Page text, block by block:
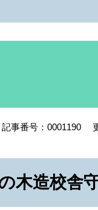
記事番号：0001190
木造校舎